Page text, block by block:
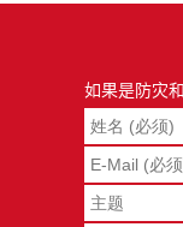
如果是防灾